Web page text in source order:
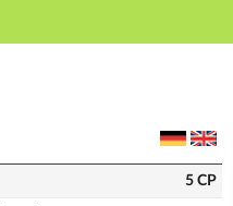
(Complete
5 CP